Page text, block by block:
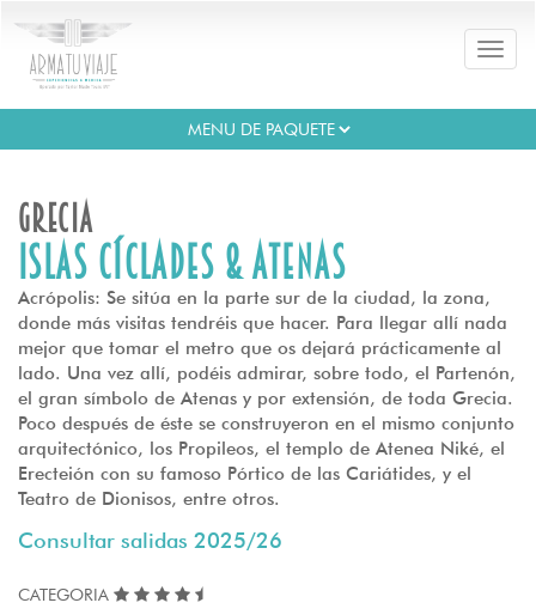
Toggle
Grecia
Islas Cíclades & Atenas
Acrópolis: Se sitúa en la parte sur de la ciudad, la zona,
donde más visitas tendréis que hacer. Para llegar allí nada
mejor que tomar el metro que os dejará prácticamente al
lado. Una vez allí, podéis admirar, sobre todo, el Partenón,
el gran símbolo de Atenas y por extensión, de toda Grecia.
Poco después de éste se construyeron en el mismo conjunto
arquitectónico, los Propileos, el templo de Atenea Niké, el
Erecteión con su famoso Pórtico de las Cariátides, y el
Teatro de Dionisos, entre otros.
Consultar salidas 2025/26
CATEGORIA